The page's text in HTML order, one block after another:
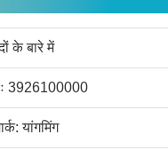
के बारे में
3926100000
यांगमिंग